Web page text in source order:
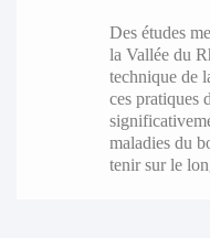
Des études
la Vallée du
technique de
ces pratiques
maladies du
tenir sur le